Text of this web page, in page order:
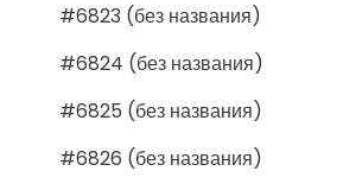
#6823 (без названия)
#6824 (без названия)
#6825 (без названия)
#6826 (без названия)